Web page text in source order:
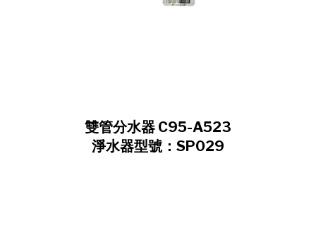
雙管分水器 C95-A523
淨水器型號：SP029